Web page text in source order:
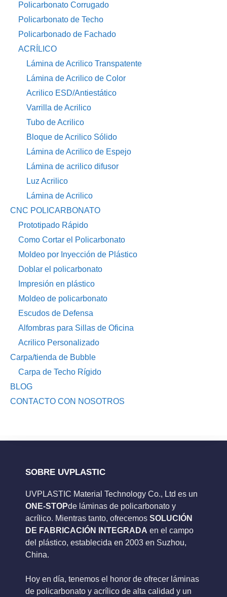
Policarbonato Corrugado
Policarbonato de Techo
Policarbonado de Fachado
ACRÍLICO
Lámina de Acrilico Transpatente
Lámina de Acrilico de Color
Acrilico ESD/Antiestático
Varrilla de Acrilico
Tubo de Acrilico
Bloque de Acrilico Sólido
Lámina de Acrilico de Espejo
Lámina de acrilico difusor
Luz Acrilico
Lámina de Acrilico
CNC POLICARBONATO
Prototipado Rápido
Como Cortar el Policarbonato
Moldeo por Inyección de Plástico
Doblar el policarbonato
Impresión en plástico
Moldeo de policarbonato
Escudos de Defensa
Alfombras para Sillas de Oficina
Acrilico Personalizado
Carpa/tienda de Bubble
Carpa de Techo Rígido
BLOG
CONTACTO CON NOSOTROS
SOBRE UVPLASTIC
UVPLASTIC Material Technology Co., Ltd es un
ONE-STOPde láminas de policarbonato y
acrílico. Mientras tanto, ofrecemos SOLUCIÓN
DE FABRICACIÓN INTEGRADA en el campo
del plástico, establecida en 2003 en Suzhou,
China.
Hoy en día, tenemos el honor de ofrecer láminas
de policarbonato y acrílico de alta calidad y un